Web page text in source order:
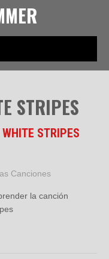
STRIPES
STRIPES
Canciones
la canción